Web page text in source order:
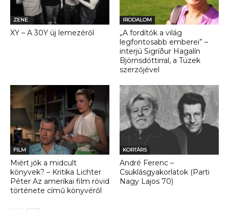
ZENE
XY – A 30Y új lemezéről
IRODALOM
„A fordítók a világ
legfontosabb emberei” –
interjú Sigríður Hagalín
Björnsdóttirral, a Tüzek
szerzőjével
FILM
Miért jók a midcult
könyvek? – Kritika Lichter
Péter Az amerikai film rövid
története című könyvéről
KORTÁRS
André Ferenc –
Csuklásgyakorlatok (Parti
Nagy Lajos 70)